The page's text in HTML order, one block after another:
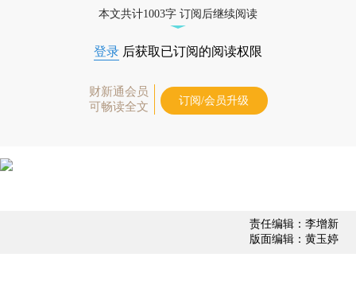
本文共计1003字 订阅后继续阅读
登录 后获取已订阅的阅读权限
财新通会员
可畅读全文
订阅/会员升级
责任编辑：李增新
版面编辑：黄玉婷